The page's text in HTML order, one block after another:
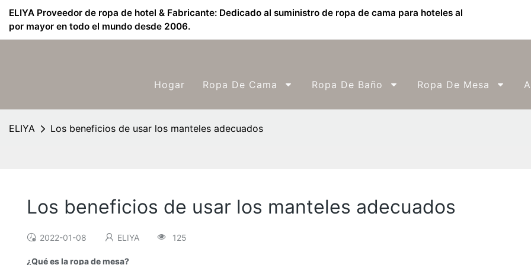
ELIYA Proveedor de ropa de hotel & Fabricante: Dedicado al suministro de ropa de cama para hoteles al
por mayor en todo el mundo desde 2006.
Hogar Ropa De Cama Ropa De Baño Ropa De Mesa
ELIYA Los beneficios de usar los manteles adecuados
Los beneficios de usar los manteles adecuados
2022-01-08 ELIYA 125
¿Qué es la ropa de mesa?